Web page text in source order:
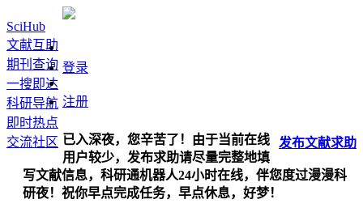
SciHub
文献互助
期刊查询
一搜即达
科研导航
即时热点
交流社区
登录
注册
发布文献求助
已入深夜，您辛苦了！由于当前在线
用户较少，发布求助请尽量完整地填
写文献信息，科研通机器人24小时在线，伴您度过漫漫科
研夜！祝你早点完成任务，早点休息，好梦！